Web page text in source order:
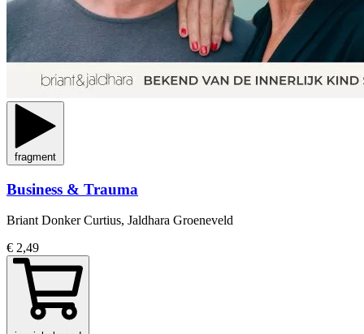
fragment
Business & Trauma
Briant Donker Curtius, Jaldhara Groeneveld
€ 2,49